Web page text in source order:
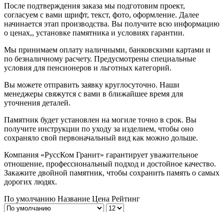
После подтверждения заказа мы подготовим проект,
согласуем с вами шрифт, текст, фото, оформление. Далее
начинается этап производства. Вы получите всю информацию
о ценах,, установке памятника и условиях гарантии.
Мы принимаем оплату наличными, банковскими картами и
по безналичному расчету. Предусмотрены специальные
условия для пенсионеров и льготных категорий.
Вы можете отправить заявку круглосуточно. Наши
менеджеры свяжутся с вами в ближайшее время для
уточнения деталей.
Памятник будет установлен на могиле точно в срок. Вы
получите инструкции по уходу за изделием, чтобы оно
сохраняло свой первоначальный вид как можно дольше.
Компания «РуссКом Гранит» гарантирует уважительное
отношение, профессиональный подход и достойное качество.
Закажите двойной памятник, чтобы сохранить память о самых
дорогих людях.
По умолчанию Название Цена Рейтинг